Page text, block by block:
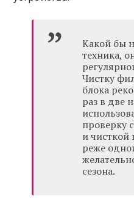
Какой бы
техника,
Чистку
блока
раз в две
проверку
и чисткой
реже
сезона.